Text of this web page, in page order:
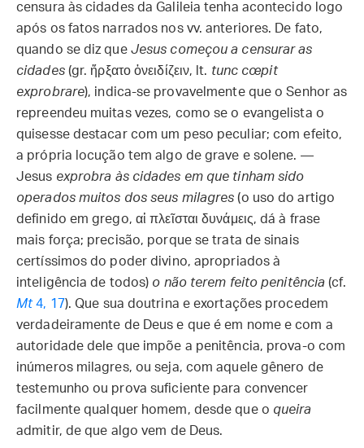
censura às cidades da Galileia tenha acontecido logo
após os fatos narrados nos vv. anteriores. De fato,
quando se diz que Jesus começou a censurar as
cidades(gr. ἤρξατο ὀνειδίζειν, lt. tunc cœpit
exprobrare), indica-se provavelmente que o Senhor as
repreendeu muitas vezes, como se o evangelista o
quisesse destacar com um peso peculiar; com efeito,
a própria locução tem algo de grave e solene. —
Jesus exprobra às cidades em que tinham sido
operados muitos dos seus milagres(o uso do artigo
definido em grego, αἱ πλεῖσται δυνάμεις, dá à frase
mais força; precisão, porque se trata de sinais
certíssimos do poder divino, apropriados à
inteligência de todos) o não terem feito penitência (cf.
Mt4, 17). Que sua doutrina e exortações procedem
verdadeiramente de Deus e que é em nome e com a
autoridade dele que impõe a penitência, prova-o com
inúmeros milagres, ou seja, com aquele gênero de
testemunho ou prova suficiente para convencer
facilmente qualquer homem, desde que o queira
admitir, de que algo vem de Deus.